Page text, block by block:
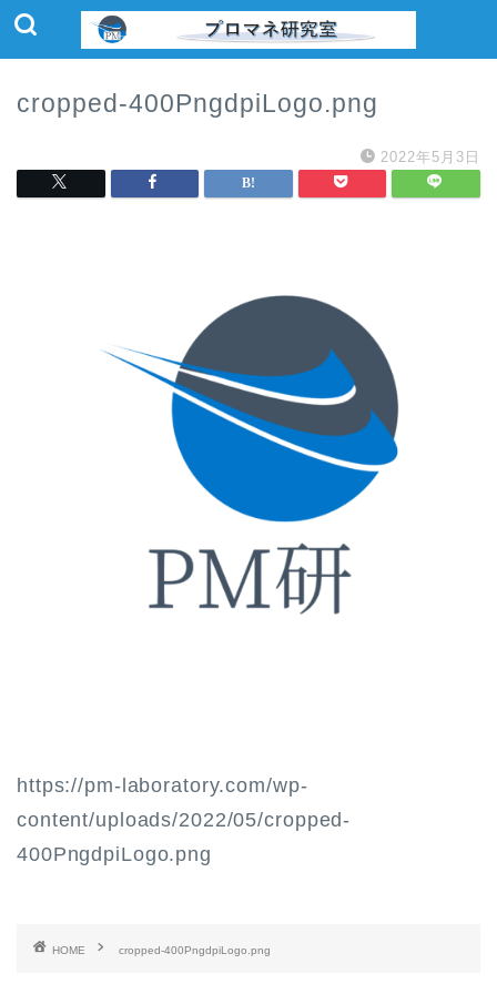
cropped-400PngdpiLogo.png
2022年5月3日
https://pm-laboratory.com/wp-
content/uploads/2022/05/cropped-
400PngdpiLogo.png
HOME cropped-400PngdpiLogo.png